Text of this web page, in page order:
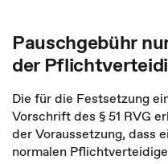
Pauschgebühr
der
Die für die Festsetzung
Vorschrift des § 51 RVG
der Voraussetzung, dass
normalen